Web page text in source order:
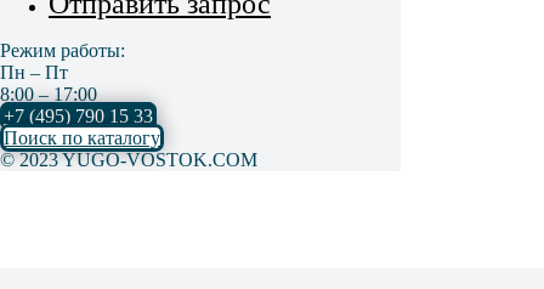
Режим работы:
Пн – Пт
8:00 – 17:00
+7 (495) 790 15 33
Поиск по каталогу
© 2023 YUGO-VOSTOK.COM